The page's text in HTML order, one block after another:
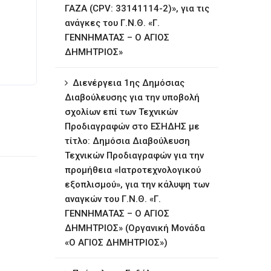
ΓΑΖΑ (CPV: 33141114-2)», για τις
ανάγκες του Γ.Ν.Θ. «Γ.
ΓΕΝΝΗΜΑΤΑΣ – Ο ΑΓΙΟΣ
ΔΗΜΗΤΡΙΟΣ»
∆ιενέργεια 1ης ∆ηµόσιας
∆ιαβούλευσης για την υποβολή
σχολίων επί των Τεχνικών
Προδιαγραφών στο ΕΣΗΔΗΣ με
τίτλο: Δημόσια Διαβούλευση
Τεχνικών Προδιαγραφών για την
προμήθεια «Ιατροτεχνολογικού
εξοπλισμού», για την κάλυψη των
αναγκών του Γ.Ν.Θ. «Γ.
ΓΕΝΝΗΜΑΤΑΣ – Ο ΑΓΙΟΣ
ΔΗΜΗΤΡΙΟΣ» (Οργανική Μονάδα
«Ο ΑΓΙΟΣ ΔΗΜΗΤΡΙΟΣ»)